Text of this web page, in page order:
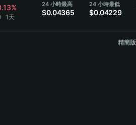
1天
24 小時最高
$0.04365
24 小時最低
$0.04229
精簡版